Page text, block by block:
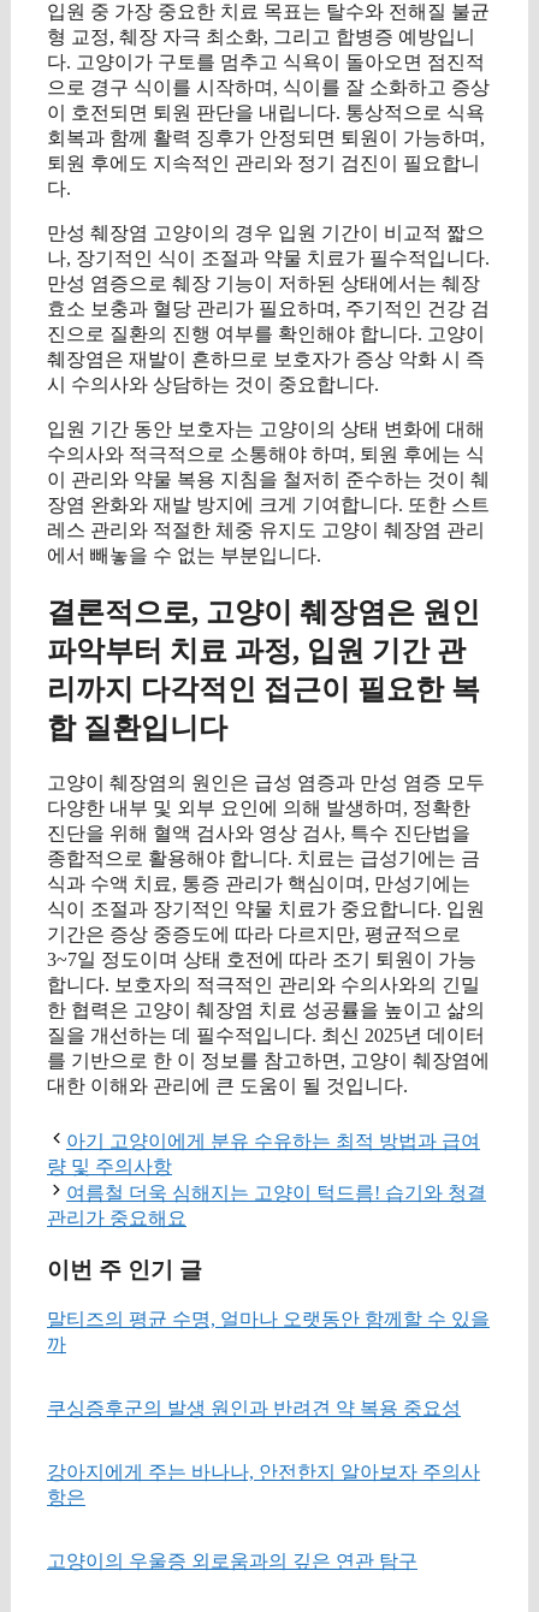
입원 중 가장 중요한 치료 목표는 탈수와 전해질 불균
형 교정, 췌장 자극 최소화, 그리고 합병증 예방입니
다. 고양이가 구토를 멈추고 식욕이 돌아오면 점진적
으로 경구 식이를 시작하며, 식이를 잘 소화하고 증상
이 호전되면 퇴원 판단을 내립니다. 통상적으로 식욕
회복과 함께 활력 징후가 안정되면 퇴원이 가능하며,
퇴원 후에도 지속적인 관리와 정기 검진이 필요합니
다.
만성 췌장염 고양이의 경우 입원 기간이 비교적 짧으
나, 장기적인 식이 조절과 약물 치료가 필수적입니다.
만성 염증으로 췌장 기능이 저하된 상태에서는 췌장
효소 보충과 혈당 관리가 필요하며, 주기적인 건강 검
진으로 질환의 진행 여부를 확인해야 합니다. 고양이
췌장염은 재발이 흔하므로 보호자가 증상 악화 시 즉
시 수의사와 상담하는 것이 중요합니다.
입원 기간 동안 보호자는 고양이의 상태 변화에 대해
수의사와 적극적으로 소통해야 하며, 퇴원 후에는 식
이 관리와 약물 복용 지침을 철저히 준수하는 것이 췌
장염 완화와 재발 방지에 크게 기여합니다. 또한 스트
레스 관리와 적절한 체중 유지도 고양이 췌장염 관리
에서 빼놓을 수 없는 부분입니다.
결론적으로, 고양이 췌장염은 원인
파악부터 치료 과정, 입원 기간 관
리까지 다각적인 접근이 필요한 복
합 질환입니다
고양이 췌장염의 원인은 급성 염증과 만성 염증 모두
다양한 내부 및 외부 요인에 의해 발생하며, 정확한
진단을 위해 혈액 검사와 영상 검사, 특수 진단법을
종합적으로 활용해야 합니다. 치료는 급성기에는 금
식과 수액 치료, 통증 관리가 핵심이며, 만성기에는
식이 조절과 장기적인 약물 치료가 중요합니다. 입원
기간은 증상 중증도에 따라 다르지만, 평균적으로
3~7일 정도이며 상태 호전에 따라 조기 퇴원이 가능
합니다. 보호자의 적극적인 관리와 수의사와의 긴밀
한 협력은 고양이 췌장염 치료 성공률을 높이고 삶의
질을 개선하는 데 필수적입니다. 최신 2025년 데이터
를 기반으로 한 이 정보를 참고하면, 고양이 췌장염에
대한 이해와 관리에 큰 도움이 될 것입니다.
아기 고양이에게 분유 수유하는 최적 방법과 급여
량 및 주의사항
여름철 더욱 심해지는 고양이 턱드름! 습기와 청결
관리가 중요해요
이번 주 인기 글
말티즈의 평균 수명, 얼마나 오랫동안 함께할 수 있을
까
쿠싱증후군의 발생 원인과 반려견 약 복용 중요성
강아지에게 주는 바나나, 안전한지 알아보자 주의사
항은
고양이의 우울증 외로움과의 깊은 연관 탐구